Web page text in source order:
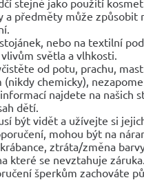
a předměty může způsobit
nebo na textilní
světla a vlhkosti.
od potu, prachu,
chemicky),
najdete na našich
dětí.
být vidět a užívejte si
mohou být na
ztráta/změna
které se nevztahuje
šperkům zachováte